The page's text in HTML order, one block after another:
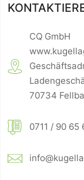
CQ GmbH
70734
0711 / 90 65